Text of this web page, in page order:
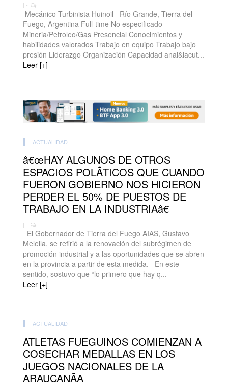
| -
Mecánico Turbinista Huinoil Río Grande, Tierra del
Fuego, Argentina Full-time No especificado
Mineria/Petroleo/Gas Presencial Conocimientos y
habilidades valorados Trabajo en equipo Trabajo bajo
presión Liderazgo Organización Capacidad anal&iacut...
Leer [+]
ACTUALIDAD
â€œHAY ALGUNOS DE OTROS
ESPACIOS POLÃTICOS QUE CUANDO
FUERON GOBIERNO NOS HICIERON
PERDER EL 50% DE PUESTOS DE
TRABAJO EN LA INDUSTRIAâ€
| -
El Gobernador de Tierra del Fuego AIAS, Gustavo
Melella, se refirió a la renovación del subrégimen de
promoción industrial y a las oportunidades que se abren
en la provincia a partir de esta medida. En este
sentido, sostuvo que “lo primero que hay q...
Leer [+]
ACTUALIDAD
ATLETAS FUEGUINOS COMIENZAN A
COSECHAR MEDALLAS EN LOS
JUEGOS NACIONALES DE LA
ARAUCANÃA